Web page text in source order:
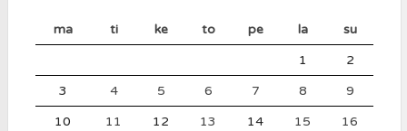
ma ti ke to pe la
su
1
2
3
4 5 6 7 8
9
10
11 12 13 14 15
16